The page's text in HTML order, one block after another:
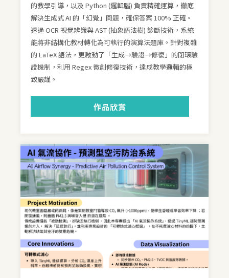
的教學引導，以及 Python (邏輯腦) 負責精確運算，徹底
解決生成式 AI 的「幻覺」問題，確保答案 100% 正確。
透過 OCR 視覺辨識與 AST (抽象語法樹) 診斷技術，系統
能將非結構化教材轉化為可執行的演算法題庫。針對複雜
的 LaTeX 語法，更啟動了「生成→驗證→修復」的閉環驗
證機制，利用 Regex 微創修復技術，達成教學邏輯的極
致嚴謹。
作品欣賞